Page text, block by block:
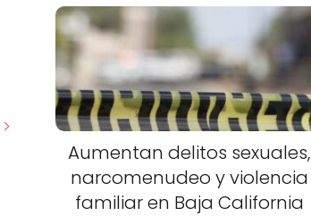
Aumentan delitos sexuales,
narcomenudeo y violencia
familiar en Baja California